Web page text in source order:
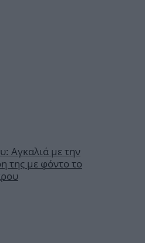
Αγκαλιά με την
της με φόντο το